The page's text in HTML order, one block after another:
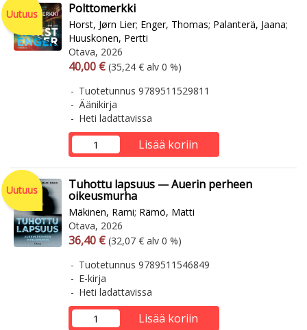
Uutuus Polttomerkki
Horst, Jørn Lier; Enger, Thomas; Palanterä, Jaana;
Huuskonen, Pertti
Otava, 2026
Arvonlisäverollinen hinta
40,00 € Arvonlisäveroton hinta
(35,24 € alv 0 %)
Tuotetunnus 9789511529811
Äänikirja
Heti ladattavissa
Lisää koriin
Uutuus Tuhottu lapsuus — Auerin perheen
oikeusmurha
Mäkinen, Rami; Rämö, Matti
Otava, 2026
Arvonlisäverollinen hinta
36,40 € Arvonlisäveroton hinta
(32,07 € alv 0 %)
Tuotetunnus 9789511546849
E-kirja
Heti ladattavissa
Lisää koriin